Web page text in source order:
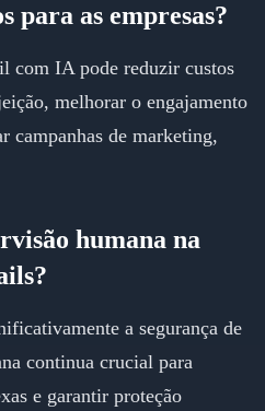
para as empresas?
com IA pode reduzir custos
melhorar o engajamento
campanhas de marketing,
humana na
a segurança de
continua crucial para
e garantir proteção